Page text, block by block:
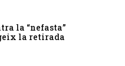
la “nefasta”
la retirada